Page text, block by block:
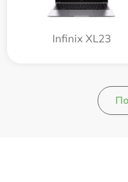
Infinix XL23